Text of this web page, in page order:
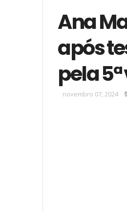
Ana
após
pela 5ª
novembro 07, 2024